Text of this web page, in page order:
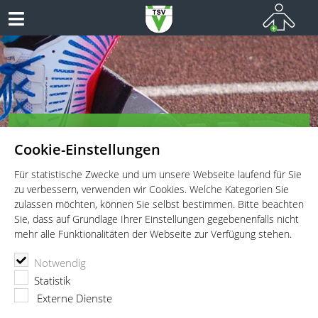
Cookie-Einstellungen
Für statistische Zwecke und um unsere Webseite laufend für Sie
zu verbessern, verwenden wir Cookies. Welche Kategorien Sie
zulassen möchten, können Sie selbst bestimmen. Bitte beachten
Sie, dass auf Grundlage Ihrer Einstellungen gegebenenfalls nicht
mehr alle Funktionalitäten der Webseite zur Verfügung stehen.
Notwendig
Statistik
Externe Dienste
Leichtathletik für Wettkämpfer, Leistungssportler und
Freitzeitathleten
TSV Vaterstetten e.V.
Oberpfalzmeisterschaft
Oberpfalzmeisterschaft